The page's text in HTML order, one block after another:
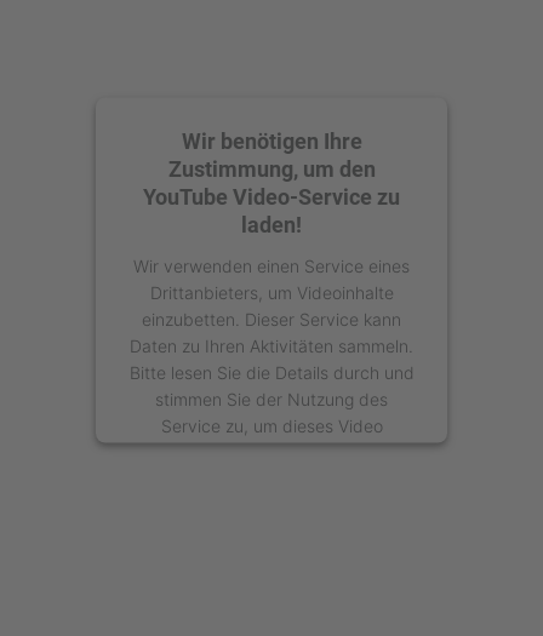
Wir benötigen Ihre
Zustimmung, um den
YouTube Video-Service zu
laden!
Wir verwenden einen Service eines
Drittanbieters, um Videoinhalte
einzubetten. Dieser Service kann
Daten zu Ihren Aktivitäten sammeln.
Bitte lesen Sie die Details durch und
stimmen Sie der Nutzung des
Service zu, um dieses Video
anzusehen.